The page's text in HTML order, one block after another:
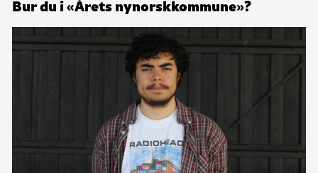
Bur du i «Årets nynorskkommune»?